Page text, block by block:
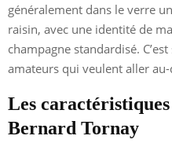
généralement dans le verre
raisin, avec une identité de
champagne standardisé.
amateurs qui veulent aller
Les
Bernard Tornay